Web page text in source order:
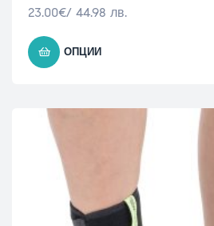
23.00€/ 44.98 лв.
ОПЦИИ